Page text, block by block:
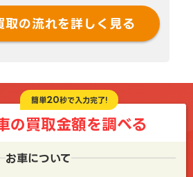
取の流れを詳しく見る
簡単20秒で入力完了!
の買取金額を調べる
お車について